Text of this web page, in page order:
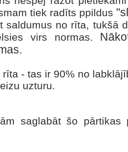
tiek radīts ppildus
saldumus no rīta, tukšā
virs normas.
rīta - tas ir 90% no
uzturu.
saglabāt šo